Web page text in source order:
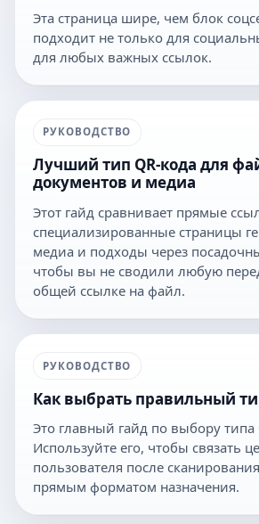
Эта страница шире, чем блок
подходит не только для
для любых важных ссылок.
РУКОВОДСТВО
Лучший тип QR-кода для
документов и медиа
Этот гайд сравнивает прямые
специализированные страницы
медиа и подходы через
чтобы вы не сводили любую
общей ссылке на файл.
РУКОВОДСТВО
Как выбрать правильный
Это главный гайд по выбору типа
Используйте его, чтобы связать
пользователя после
прямым форматом назначения.